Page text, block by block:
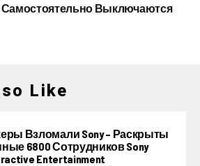
Самостоятельно Выключаются
Like
Взломали Sony – Раскрыты
6800 Сотрудников Sony
Entertainment